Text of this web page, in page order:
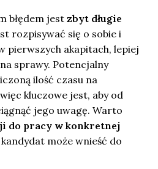
błędem jest zbyt długie
rozpisywać się o sobie i
pierwszych akapitach, lepiej
sprawy. Potencjalny
ilość czasu na
kluczowe jest, aby od
jego uwagę. Warto
do pracy w konkretnej
może wnieść do